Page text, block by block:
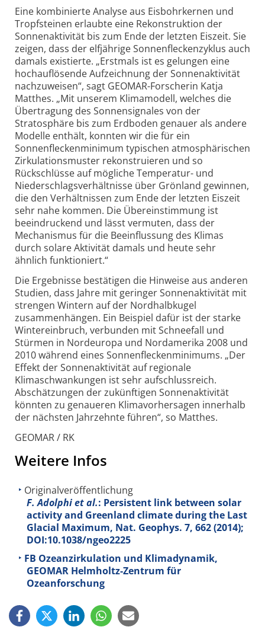
Eine kombinierte Analyse aus Eisbohrkernen und
Tropfsteinen erlaubte eine Rekonstruktion der
Sonnenaktivität bis zum Ende der letzten Eiszeit. Sie
zeigen, dass der elfjährige Sonnenfleckenzyklus auch
damals existierte. „Erstmals ist es gelungen eine
hochauflösende Aufzeichnung der Sonnenaktivität
nachzuweisen“, sagt GEOMAR-Forscherin Katja
Matthes. „Mit unserem Klimamodell, welches die
Übertragung des Sonnensignales von der
Stratosphäre bis zum Erdboden genauer als andere
Modelle enthält, konnten wir die für ein
Sonnenfleckenminimum typischen atmosphärischen
Zirkulationsmuster rekonstruieren und so
Rückschlüsse auf mögliche Temperatur- und
Niederschlagsverhältnisse über Grönland gewinnen,
die den Verhältnissen zum Ende der letzten Eiszeit
sehr nahe kommen. Die Übereinstimmung ist
beeindruckend und lässt vermuten, dass der
Mechanismus für die Beeinflussung des Klimas
durch solare Aktivität damals und heute sehr
ähnlich funktioniert.“
Die Ergebnisse bestätigen die Hinweise aus anderen
Studien, dass Jahre mit geringer Sonnenaktivität mit
strengen Wintern auf der Nordhalbkugel
zusammenhängen. Ein Beispiel dafür ist der starke
Wintereinbruch, verbunden mit Schneefall und
Stürmen in Nordeuropa und Nordamerika 2008 und
2010 während eines Sonnenfleckenminimums. „Der
Effekt der Sonnenaktivität auf regionale
Klimaschwankungen ist sehr aufschlussreich.
Abschätzungen der zukünftigen Sonnenaktivität
könnten zu genaueren Klimavorhersagen innerhalb
der nächsten Jahrzehnte führen“, so Matthes.
GEOMAR / RK
Weitere Infos
Originalveröffentlichung
F. Adolphi et al.: Persistent link between solar
activity and Greenland climate during the Last
Glacial Maximum, Nat. Geophys. 7, 662 (2014);
DOI:10.1038/ngeo2225
FB Ozeanzirkulation und Klimadynamik,
GEOMAR Helmholtz-Zentrum für
Ozeanforschung